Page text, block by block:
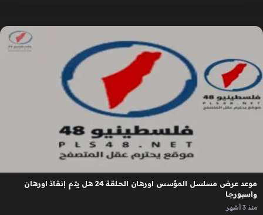
موعد عرض مسلسل المؤسس اورهان الحلقة 24 هل يتم إنقاذ اورهان
واسبورجا
منذ 3 أشهر